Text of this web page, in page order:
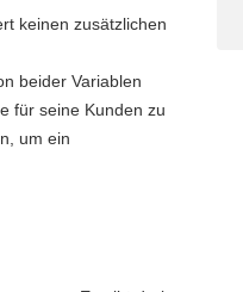
keinen zusätzlichen
beider Variablen
für seine Kunden zu
um ein